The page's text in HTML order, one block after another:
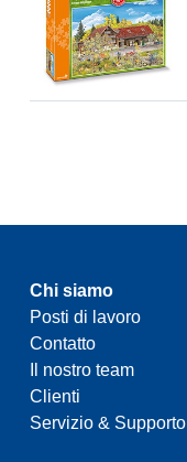
Chi siamo
Posti di lavoro
Contatto
Il nostro team
Clienti
Servizio & Supporto